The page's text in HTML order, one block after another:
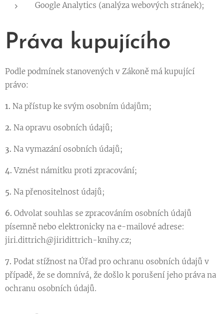
Google Analytics (analýza webových stránek);
Práva kupujícího
Podle podmínek stanovených v Zákoně má kupující
právo:
1. Na přístup ke svým osobním údajům;
2. Na opravu osobních údajů;
3. Na vymazání osobních údajů;
4.Vznést námitku proti zpracování;
5. Na přenositelnost údajů;
6. Odvolat souhlas se zpracováním osobních údajů
písemně nebo elektronicky na e-mailové adrese:
jiri.dittrich@jiridittrich-knihy.cz;
7. Podat stížnost na Úřad pro ochranu osobních údajů v
případě, že se domnívá, že došlo k porušení jeho práva na
ochranu osobních údajů.